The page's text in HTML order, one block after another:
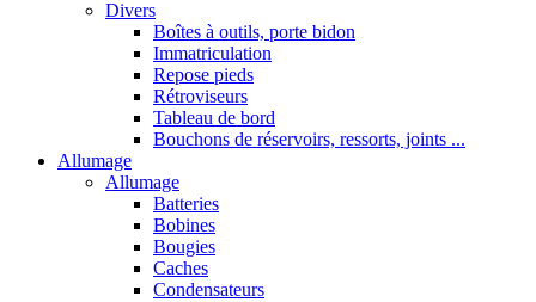
Divers
Boîtes à outils, porte bidon
Immatriculation
Repose pieds
Rétroviseurs
Tableau de bord
Bouchons de réservoirs, ressorts, joints ...
Allumage
Allumage
Batteries
Bobines
Bougies
Caches
Condensateurs